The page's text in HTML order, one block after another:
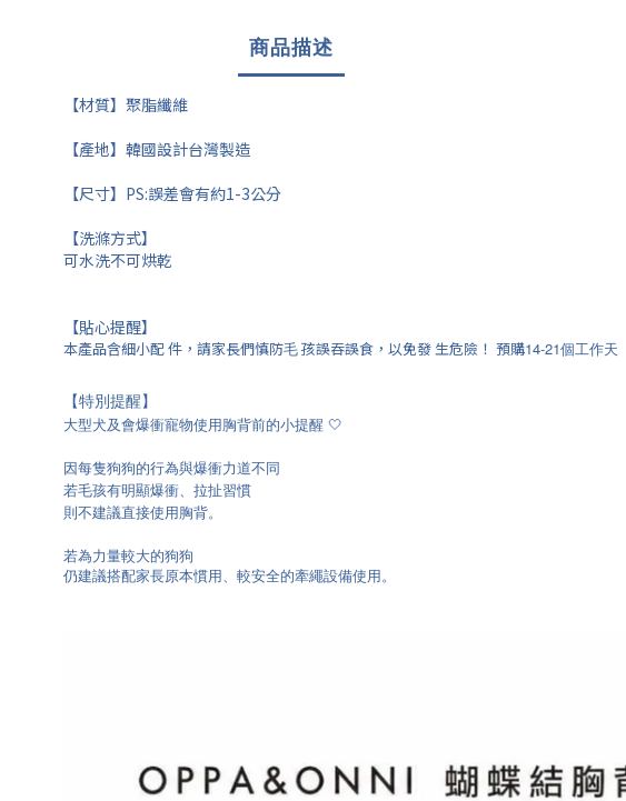
商品描述
【材質】聚脂纖維
【產地】韓國設計台灣製造
【尺寸】PS:誤差會有約1-3公分
【洗滌方式】
可水洗不可烘乾
【貼心提醒】
本產品含細⼩配 件，請家長們慎防⽑ 孩誤吞誤食，以免發 ⽣危險！ 預購14-21個⼯作天
【特別提醒】
大型犬及會爆衝寵物使用胸背前的小提醒 🤍
因每隻狗狗的行為與爆衝力道不同
若毛孩有明顯爆衝、拉扯習慣
則不建議直接使用胸背。
若為力量較大的狗狗
仍建議搭配家長原本慣用、較安全的牽繩設備使用。